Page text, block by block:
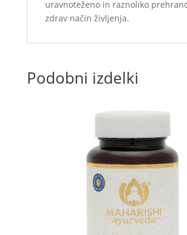
uravnoteženo in raznoliko
zdrav način življenja.
Podobni izdelki